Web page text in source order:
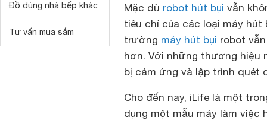
Đồ dùng nhà bếp khác
Tư vấn mua sắm
Mặc dù robot hút bụi vẫn
tiêu chí của các loại máy
trường máy hút bụi robot
hơn. Với những thương hiệu
bị cảm ứng và lập trình quét
Cho đến nay, iLife là một
dụng một mẫu máy làm việc